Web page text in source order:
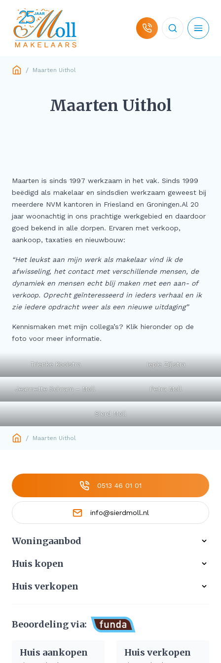
Over ons
Contact
Meer
Woningwaarde (indicatie) in één minuut…
Zoeker aangeboden!
Koop zonder risico
Waardevast Garantie
Dubbele maandlasten
Blog & Vlog
Veelgestelde vragen
/ Maarten Uithol
Maarten Uithol
Maarten is sinds 1997 werkzaam in het vak. Sinds 1999
beëdigd als makelaar en sindsdien werkzaam geweest bij
meerdere NVM kantoren in Friesland en Groningen.Al 20
jaar woonachtig in ons prachtige werkgebied en daardoor
goed bekend in alle dorpen. Ervaren met verkoop,
aankoop, taxaties en nieuwbouw:
“Het leukst aan mijn werk als makelaar vind ik de
afwisseling, het contact met verschillende mensen, de
dynamiek en mensen echt blij maken met een aan- of
verkoop. Oprecht geïnteresseerd in ieders verhaal en ik
zie iedere opdracht weer als een nieuwe uitdaging”
Kennismaken met mijn collega’s? Klik hieronder op de
foto voor meer informatie.
Trienke Kooistra Iepie Zijlstra
Jeannette Schram – Moll Petra Moll
Sierd Moll
/ Maarten Uithol
Woningaanbod
Aangekocht
Huis kopen
Huis verkopen
Stille verkoop
0513 46 01 01
info@sierdmoll.nl
Beoordeling via:
Huis aankopen Huis verkopen